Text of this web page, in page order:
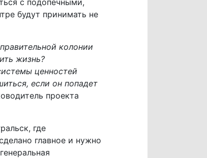
с подопечными,
будут принимать не
колонии
жизнь?
ценностей
если он попадет
проекта
где
главное и нужно